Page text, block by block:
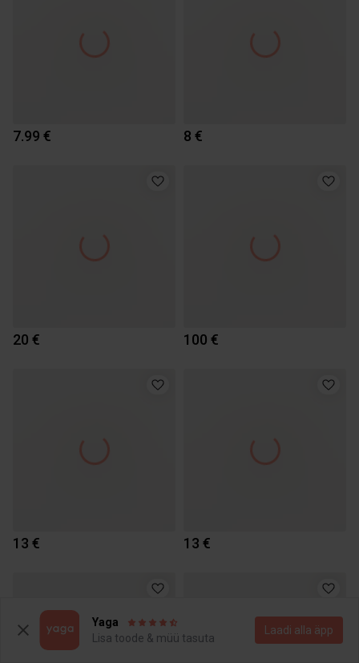
7.99 € 8 €
20 € 100 €
13 € 13 €
Yaga
Lisa toode & müü tasuta
Laadi alla äpp